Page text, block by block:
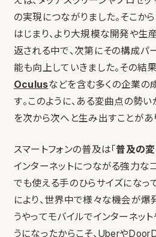
の実現につながりました。そこか
はじまり、より大規模な開発や生
返される中で、次第にその構成パ
能も向上していきました。その結
Oculusなどを含む多くの企業の
す。このように、ある変曲点の勢
を次から次へと生み出すことがあ
スマートフォンの普及は「普及の
インターネットにつながる強力な
でも使える手のひらサイズになっ
により、世界中で様々な機会が爆
うやってモバイルでインターネッ
うになったからこそ、Uberや